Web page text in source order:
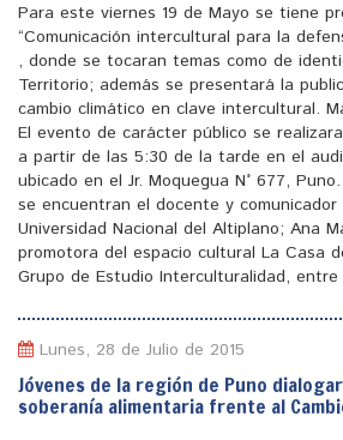
Para este viernes 19 de Mayo se tiene
“Comunicación intercultural para la
, donde se tocaran temas como de
Territorio; además se presentará la
cambio climático en clave intercultural.
El evento de carácter público se
a partir de las 5:30 de la tarde en el
ubicado en el Jr. Moquegua N° 677,
se encuentran el docente y comunicador
Universidad Nacional del Altiplano; Ana
promotora del espacio cultural La Casa
Grupo de Estudio Interculturalidad,
Lunes, 28 de Julio de 2015
Jóvenes de la región de Puno
soberanía alimentaria frente al